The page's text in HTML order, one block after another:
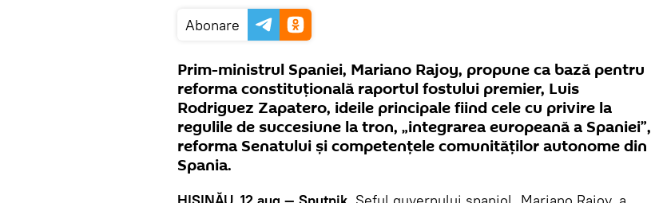
Abonare
Prim-ministrul Spaniei, Mariano Rajoy, propune ca bază pentru
reforma constituţională raportul fostului premier, Luis
Rodriguez Zapatero, ideile principale fiind cele cu privire la
regulile de succesiune la tron, „integrarea europeană a Spaniei”,
reforma Senatului şi competenţele comunităţilor autonome din
Spania.